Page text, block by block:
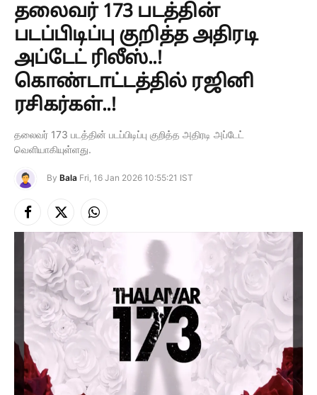
தலைவர் 173 படத்தின்
படப்பிடிப்பு குறித்த அதிரடி
அப்டேட் ரிலீஸ்..!
கொண்டாட்டத்தில் ரஜினி
ரசிகர்கள்..!
தலைவர் 173 படத்தின் படப்பிடிப்பு குறித்த அதிரடி அப்டேட்
வெளியாகியுள்ளது.
By Bala Fri, 16 Jan 2026 10:55:21 IST
Facebook
X
(Twitter)
Instagram